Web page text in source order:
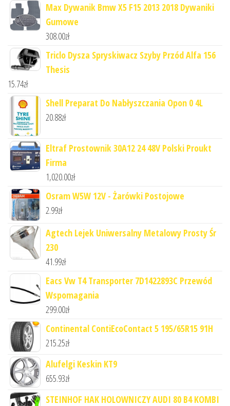
Max Dywanik Bmw X5 F15 2013 2018 Dywaniki
Gumowe
308.00zł
Triclo Dysza Spryskiwacz Szyby Przód Alfa 156
Thesis
15.74zł
Shell Preparat Do Nabłyszczania Opon 0 4L
20.88zł
Eltraf Prostownik 30A12 24 48V Polski Proukt
Firma
1,020.00zł
Osram W5W 12V - Żarówki Postojowe
2.99zł
Agtech Lejek Uniwersalny Metalowy Prosty Śr
230
41.99zł
Eacs Vw T4 Transporter 7D1422893C Przewód
Wspomagania
299.00zł
Continental ContiEcoContact 5 195/65R15 91H
215.25zł
Alufelgi Keskin KT9
655.93zł
STEINHOF HAK HOLOWNICZY AUDI 80 B4 KOMBI